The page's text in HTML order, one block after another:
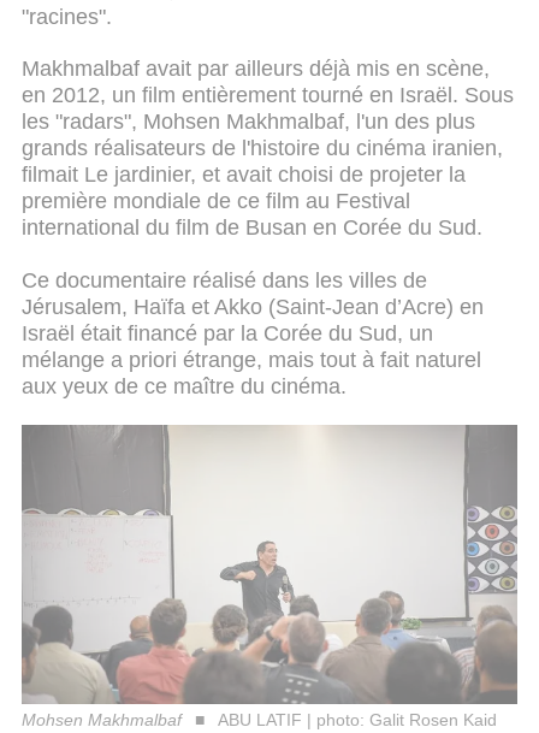
"racines".
Makhmalbaf avait par ailleurs déjà mis en scène,
en 2012, un film entièrement tourné en Israël. Sous
les "radars", Mohsen Makhmalbaf, l'un des plus
grands réalisateurs de l'histoire du cinéma iranien,
filmait Le jardinier, et avait choisi de projeter la
première mondiale de ce film au Festival
international du film de Busan en Corée du Sud.
Ce documentaire réalisé dans les villes de
Jérusalem, Haïfa et Akko (Saint-Jean d’Acre) en
Israël était financé par la Corée du Sud, un
mélange a priori étrange, mais tout à fait naturel
aux yeux de ce maître du cinéma.
Mohsen Makhmalbaf ABU LATIF | photo: Galit Rosen Kaid